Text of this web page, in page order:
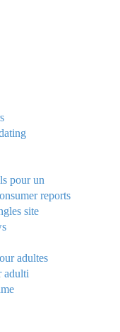
pour un
reports
site
adultes
adulti